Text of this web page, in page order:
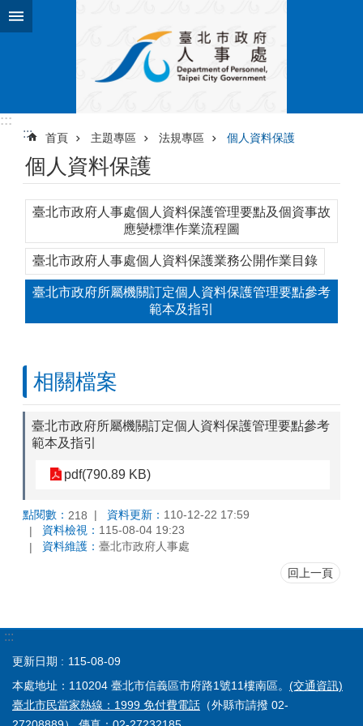
跳到主要內容區塊
:::
:::
首頁 主題專區 法規專區 個人資料保護
個人資料保護
臺北市政府人事處個人資料保護管理要點及個資事故
應變標準作業流程圖
臺北市政府人事處個人資料保護業務公開作業目錄
臺北市政府所屬機關訂定個人資料保護管理要點參考
範本及指引
相關檔案
臺北市政府所屬機關訂定個人資料保護管理要點參考
範本及指引
pdf(790.89 KB)
點閱數： 218 資料更新： 110-12-22 17:59
資料檢視： 115-08-04 19:23
資料維護： 臺北市政府人事處
回上一頁
:::
更新日期
115-08-09
本處地址：110204 臺北市信義區市府路1號11樓南區。 (交通資訊)
臺北市民當家熱線：1999 免付費電話 （外縣市請撥 02-